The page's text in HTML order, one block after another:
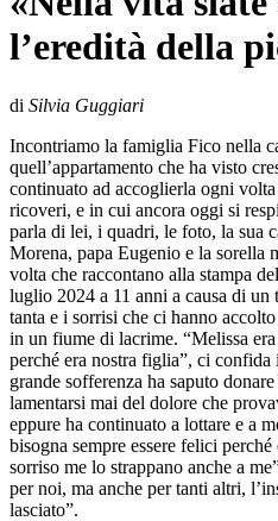
l’eredità della
di Silvia Guggiari
Incontriamo la famiglia Fico nella
quell’appartamento che ha visto
continuato ad accoglierla ogni
ricoveri, e in cui ancora oggi si
parla di lei, i quadri, le foto, la sua
Morena, papa Eugenio e la sorella
volta che raccontano alla stampa
luglio 2024 a 11 anni a causa di un
tanta e i sorrisi che ci hanno
in un fiume di lacrime. “Melissa
perché era nostra figlia”, ci confida
grande sofferenza ha saputo
lamentarsi mai del dolore che
eppure ha continuato a lottare e a
bisogna sempre essere felici
sorriso me lo strappano anche a
per noi, ma anche per tanti altri,
lasciato”.